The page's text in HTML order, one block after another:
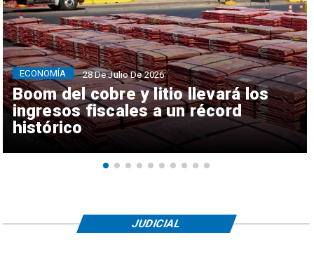
Boom del cobre y litio llevará los
ingresos fiscales a un récord
histórico
ECONOMÍA 28 De Julio De 2026
JUDICIAL